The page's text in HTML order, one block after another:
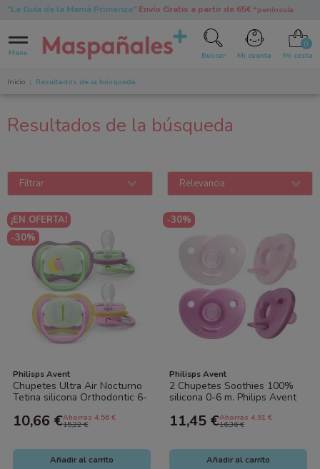
"La Guía de la Mamá Primeriza"Envío Gratis a partir de 65€ *península
Menu Buscar Mi cuenta Mi cesta
Inicio Resultados de la búsqueda
Resultados de la búsqueda
Filtrar Relevancia
¡EN OFERTA!
-30%
Philisps Avent
Chupetes Ultra Air Nocturno
Tetina silicona Orthodontic 6-
10,66 €Ahorras 4.56 €
15,22 €
Añadir al carrito
-30%
Philisps Avent
2 Chupetes Soothies 100%
silicona 0-6 m. Philips Avent
11,45 €Ahorras 4.91 €
16,36 €
Añadir al carrito